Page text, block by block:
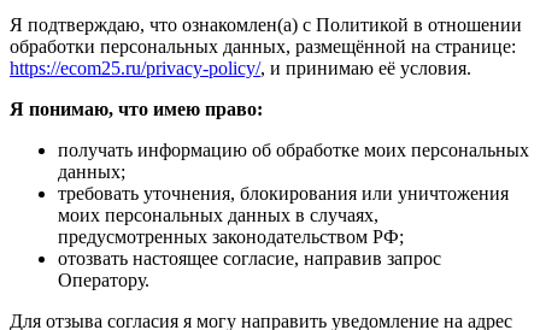
Я подтверждаю, что ознакомлен(а) с Политикой в отношении
обработки персональных данных, размещённой на странице:
https://ecom25.ru/privacy-policy/, и принимаю её условия.
Я понимаю, что имею право:
получать информацию об обработке моих персональных
данных;
требовать уточнения, блокирования или уничтожения
моих персональных данных в случаях,
предусмотренных законодательством РФ;
отозвать настоящее согласие, направив запрос
Оператору.
Для отзыва согласия я могу направить уведомление на адрес